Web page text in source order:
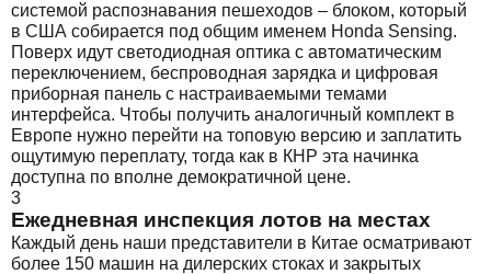
системой распознавания пешеходов – блоком, который
в США собирается под общим именем Honda Sensing.
Поверх идут светодиодная оптика с автоматическим
переключением, беспроводная зарядка и цифровая
приборная панель с настраиваемыми темами
интерфейса. Чтобы получить аналогичный комплект в
Европе нужно перейти на топовую версию и заплатить
ощутимую переплату, тогда как в КНР эта начинка
доступна по вполне демократичной цене.
3
Ежедневная инспекция лотов на местах
Каждый день наши представители в Китае осматривают
более 150 машин на дилерских стоках и закрытых